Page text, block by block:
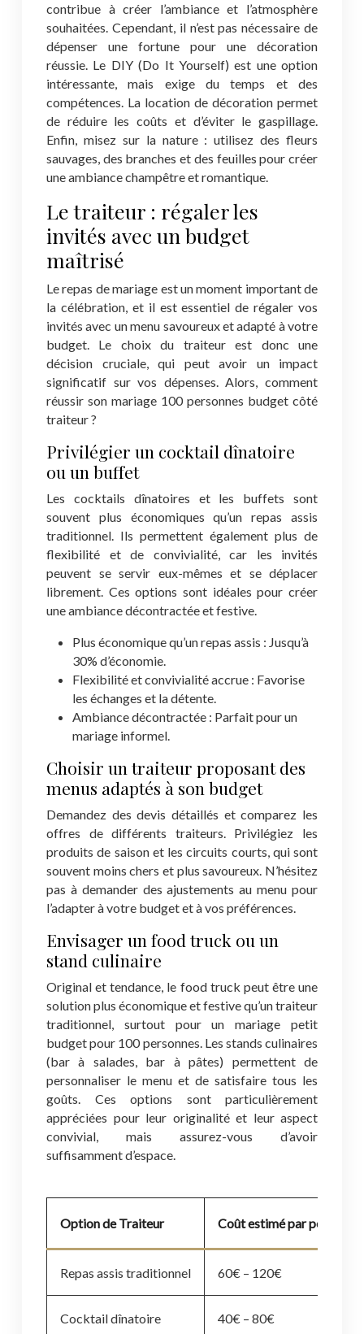
contribue à créer l’ambiance et l’atmosphère
souhaitées. Cependant, il n’est pas nécessaire de
dépenser une fortune pour une décoration
réussie. Le DIY (Do It Yourself) est une option
intéressante, mais exige du temps et des
compétences. La location de décoration permet
de réduire les coûts et d’éviter le gaspillage.
Enfin, misez sur la nature : utilisez des fleurs
sauvages, des branches et des feuilles pour créer
une ambiance champêtre et romantique.
Le traiteur : régaler les
invités avec un budget
maîtrisé
Le repas de mariage est un moment important de
la célébration, et il est essentiel de régaler vos
invités avec un menu savoureux et adapté à votre
budget. Le choix du traiteur est donc une
décision cruciale, qui peut avoir un impact
significatif sur vos dépenses. Alors, comment
réussir son mariage 100 personnes budget côté
traiteur ?
Privilégier un cocktail dînatoire
ou un buffet
Les cocktails dînatoires et les buffets sont
souvent plus économiques qu’un repas assis
traditionnel. Ils permettent également plus de
flexibilité et de convivialité, car les invités
peuvent se servir eux-mêmes et se déplacer
librement. Ces options sont idéales pour créer
une ambiance décontractée et festive.
Plus économique qu’un repas assis : Jusqu’à
30% d’économie.
Flexibilité et convivialité accrue : Favorise
les échanges et la détente.
Ambiance décontractée : Parfait pour un
mariage informel.
Choisir un traiteur proposant des
menus adaptés à son budget
Demandez des devis détaillés et comparez les
offres de différents traiteurs. Privilégiez les
produits de saison et les circuits courts, qui sont
souvent moins chers et plus savoureux. N’hésitez
pas à demander des ajustements au menu pour
l’adapter à votre budget et à vos préférences.
Envisager un food truck ou un
stand culinaire
Original et tendance, le food truck peut être une
solution plus économique et festive qu’un traiteur
traditionnel, surtout pour un mariage petit
budget pour 100 personnes. Les stands culinaires
(bar à salades, bar à pâtes) permettent de
personnaliser le menu et de satisfaire tous les
goûts. Ces options sont particulièrement
appréciées pour leur originalité et leur aspect
convivial, mais assurez-vous d’avoir
suffisamment d’espace.
Option de Traiteur Coût estimé par personne
Repas assis traditionnel 60€ – 120€
Cocktail dînatoire 40€ – 80€